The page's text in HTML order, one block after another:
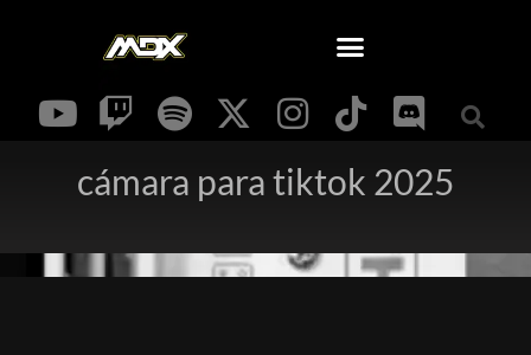
cámara para tiktok 2025